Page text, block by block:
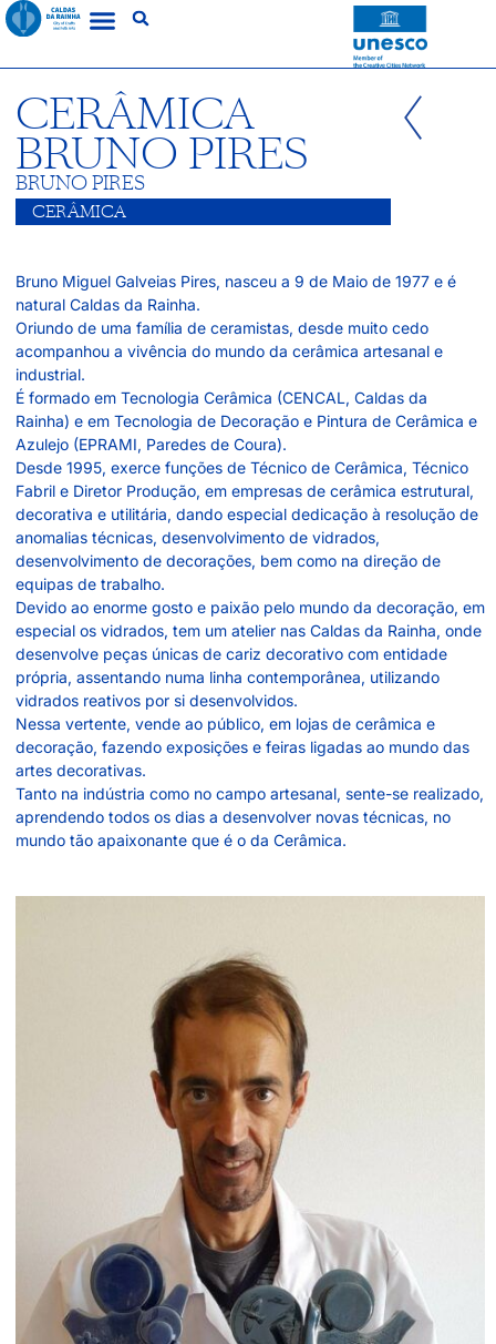
CERÂMICA
BRUNO PIRES
BRUNO PIRES
CERÂMICA
Bruno Miguel Galveias Pires, nasceu a 9 de Maio de 1977 e é
natural Caldas da Rainha.
Oriundo de uma família de ceramistas, desde muito cedo
acompanhou a vivência do mundo da cerâmica artesanal e
industrial.
É formado em Tecnologia Cerâmica (CENCAL, Caldas da
Rainha) e em Tecnologia de Decoração e Pintura de Cerâmica e
Azulejo (EPRAMI, Paredes de Coura).
Desde 1995, exerce funções de Técnico de Cerâmica, Técnico
Fabril e Diretor Produção, em empresas de cerâmica estrutural,
decorativa e utilitária, dando especial dedicação à resolução de
anomalias técnicas, desenvolvimento de vidrados,
desenvolvimento de decorações, bem como na direção de
equipas de trabalho.
Devido ao enorme gosto e paixão pelo mundo da decoração, em
especial os vidrados, tem um atelier nas Caldas da Rainha, onde
desenvolve peças únicas de cariz decorativo com entidade
própria, assentando numa linha contemporânea, utilizando
vidrados reativos por si desenvolvidos.
Nessa vertente, vende ao público, em lojas de cerâmica e
decoração, fazendo exposições e feiras ligadas ao mundo das
artes decorativas.
Tanto na indústria como no campo artesanal, sente-se realizado,
aprendendo todos os dias a desenvolver novas técnicas, no
mundo tão apaixonante que é o da Cerâmica.